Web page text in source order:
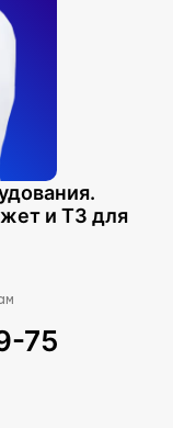
и ТЗ для
75